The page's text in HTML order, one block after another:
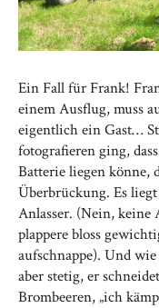
Ein Fall für Frank!
einem Ausflug, muss
eigentlich ein Gast…
fotografieren ging,
Batterie liegen könne,
Überbrückung. Es
Anlasser. (Nein,
plappere bloss
aufschnappe). Und
aber stetig, er
Brombeeren, „ich